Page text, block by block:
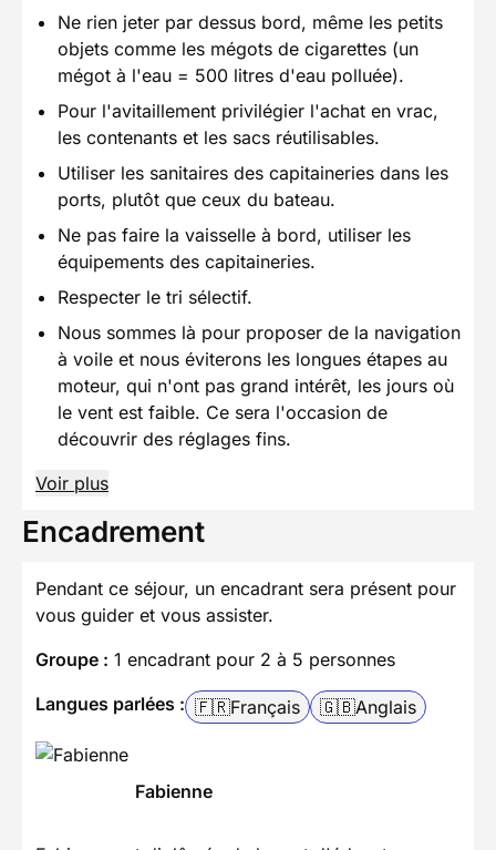
Ne rien jeter par dessus bord, même les petits
objets comme les mégots de cigarettes (un
mégot à l'eau = 500 litres d'eau polluée).
Pour l'avitaillement privilégier l'achat en vrac,
les contenants et les sacs réutilisables.
Utiliser les sanitaires des capitaineries dans les
ports, plutôt que ceux du bateau.
Ne pas faire la vaisselle à bord, utiliser les
équipements des capitaineries.
Respecter le tri sélectif.
Nous sommes là pour proposer de la navigation
à voile et nous éviterons les longues étapes au
moteur, qui n'ont pas grand intérêt, les jours où
le vent est faible. Ce sera l'occasion de
découvrir des réglages fins.
Voir plus
Encadrement
Pendant ce séjour, un encadrant sera présent pour
vous guider et vous assister.
Groupe : 1 encadrant pour 2 à 5 personnes
Langues parlées : 🇫🇷Français 🇬🇧Anglais
Fabienne